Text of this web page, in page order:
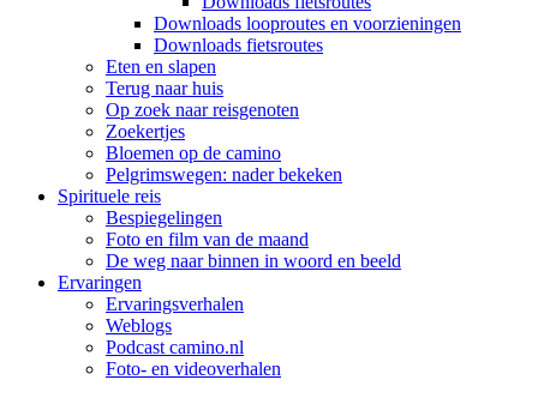
Downloads looproutes en voorzieningen
Downloads fietsroutes
Eten en slapen
Terug naar huis
Op zoek naar reisgenoten
Zoekertjes
Bloemen op de camino
Pelgrimswegen: nader bekeken
Spirituele reis
Bespiegelingen
Foto en film van de maand
De weg naar binnen in woord en beeld
Ervaringen
Ervaringsverhalen
Weblogs
Podcast camino.nl
Foto- en videoverhalen